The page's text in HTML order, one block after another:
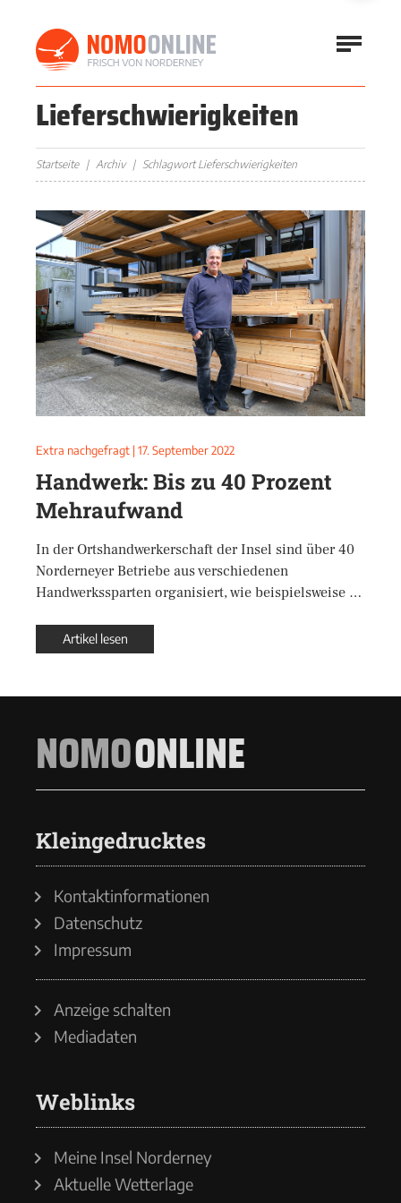
Lieferschwierigkeiten
Startseite Archiv Schlagwort Lieferschwierigkeiten
Extra nachgefragt | 17. September 2022
Handwerk: Bis zu 40 Prozent
Mehraufwand
In der Ortshandwerkerschaft der Insel sind über 40
Norderneyer Betriebe aus verschiedenen
Handwerkssparten organisiert, wie beispielsweise …
Artikel lesen
NOMOONLINE
Kleingedrucktes
Kontaktinformationen
Datenschutz
Impressum
Anzeige schalten
Mediadaten
Weblinks
Meine Insel Norderney
Aktuelle Wetterlage